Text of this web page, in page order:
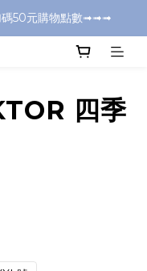
付免運費
碼50元購物點數➟➟➟
免運費
四季